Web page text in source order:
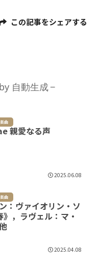
この記事をシェアする
by 自動生成
曲
親愛なる声
2025.06.08
曲
：ヴァイオリン・ソ
，ラヴェル：マ・
2025.04.08